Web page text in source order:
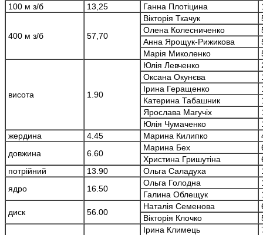
100 м з/б
13,25 Ганна Плотіцина
400 м з/б 57,70
Вікторія Ткачук
Олена Колесниченко
Анна Ярощук-Рижикова
Марія Миколенко
висота 1.90
Юлія Левченко
Оксана Окунєва
Ірина Геращенко
Катерина Табашник
Ярослава Магучіх
Юлія Чумаченко
жердина
4.45 Марина Килипко
довжина
6.60
Марина Бех
Христина Гришутіна
потрійний
13.90 Ольга Саладуха
ядро
16.50
Ольга Голодна
Галина Облещук
диск
56.00
Наталія Семенова
Вікторія Клочко
Ірина Климець